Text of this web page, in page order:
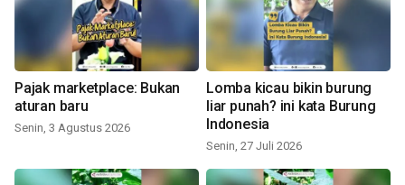
Pajak marketplace: Bukan
aturan baru
Senin, 3 Agustus 2026
Lomba kicau bikin burung
liar punah? ini kata Burung
Indonesia
Senin, 27 Juli 2026